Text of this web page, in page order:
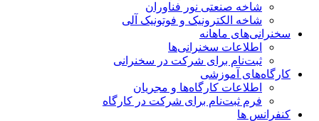
شاخه صنعتی نور فناوران
شاخه‌ الکترونیک و فوتونیک آلی
سخنرانی‌های ماهانه
اطلاعات سخنرانی‌‌ها
ثبت‌نام برای شرکت در سخنرانی
کارگاه‌های آموزشی
اطلاعات کارگاه‌ها و مجریان
فرم ثبت‌نام برای شرکت در کارگاه
کنفرانس ها